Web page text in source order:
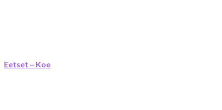
Eetset – Koe